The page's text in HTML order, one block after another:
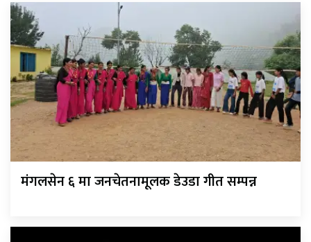
मंगलसेन ६ मा जनचेतनामूलक डेउडा गीत सम्पन्न